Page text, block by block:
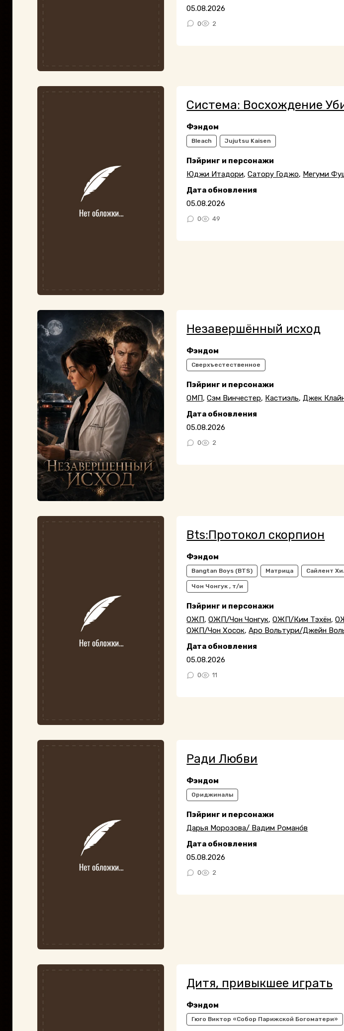
05.08.2026
0 2
Система: Восхождение
Фэндом
Bleach Jujutsu Kaisen
Пэйринг и персонажи
Юджи Итадори,Сатору Годжо, Мегуми
Дата обновления
05.08.2026
0 49
Незавершённый исход
Фэндом
Сверхъестественное
Пэйринг и персонажи
ОМП,Сэм Винчестер, Кастиэль,Джек
Дата обновления
05.08.2026
0 2
Bts:Протокол скорпион
Фэндом
Bangtan Boys (BTS) Матрица Сайлент
Чон Чонгук , т/и
Пэйринг и персонажи
ОЖП,ОЖП/Чон Чонгук,ОЖП/Ким Тэхён,
ОЖП/Чон Хосок,Аро Вольтури/Джейн
Дата обновления
05.08.2026
0 11
Ради Любви
Фэндом
Ориджиналы
Пэйринг и персонажи
Дарья Морозова/ Вадим Романо́в
Дата обновления
05.08.2026
0 2
Дитя, привыкшее играть
Фэндом
Гюго Виктор «Собор Парижской Богоматери»